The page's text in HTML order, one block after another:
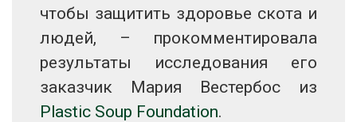
чтобы защитить здоровье скота и
людей, – прокомментировала
результаты исследования его
заказчик Мария Вестербос из
Plastic Soup Foundation.